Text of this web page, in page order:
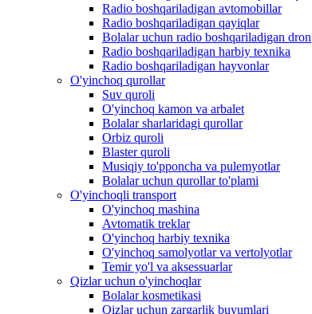
Radio boshqariladigan avtomobillar
Radio boshqariladigan qayiqlar
Bolalar uchun radio boshqariladigan dron
Radio boshqariladigan harbiy texnika
Radio boshqariladigan hayvonlar
O'yinchoq qurollar
Suv quroli
O'yinchoq kamon va arbalet
Bolalar sharlaridagi qurollar
Orbiz quroli
Blaster quroli
Musiqiy to'pponcha va pulemyotlar
Bolalar uchun qurollar to'plami
O'yinchoqli transport
O'yinchoq mashina
Avtomatik treklar
O'yinchoq harbiy texnika
O'yinchoq samolyotlar va vertolyotlar
Temir yo'l va aksessuarlar
Qizlar uchun o'yinchoqlar
Bolalar kosmetikasi
Qizlar uchun zargarlik buyumlari